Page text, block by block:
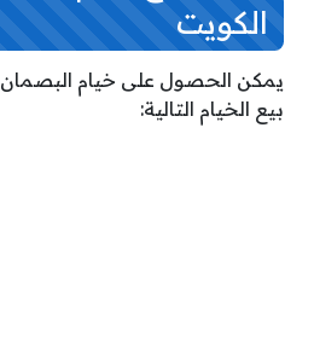
الكويت
يمكن الحصول على خيام
بيع الخيام التالية: